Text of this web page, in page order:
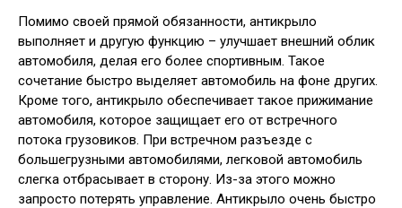
Помимо своей прямой обязанности, антикрыло
выполняет и другую функцию – улучшает внешний облик
автомобиля, делая его более спортивным. Такое
сочетание быстро выделяет автомобиль на фоне других.
Кроме того, антикрыло обеспечивает такое прижимание
автомобиля, которое защищает его от встречного
потока грузовиков. При встречном разъезде с
большегрузными автомобилями, легковой автомобиль
слегка отбрасывает в сторону. Из-за этого можно
запросто потерять управление. Антикрыло очень быстро